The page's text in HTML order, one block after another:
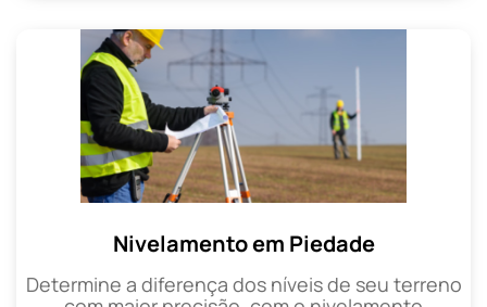
Nivelamento em Piedade
Determine a diferença dos níveis de seu terreno